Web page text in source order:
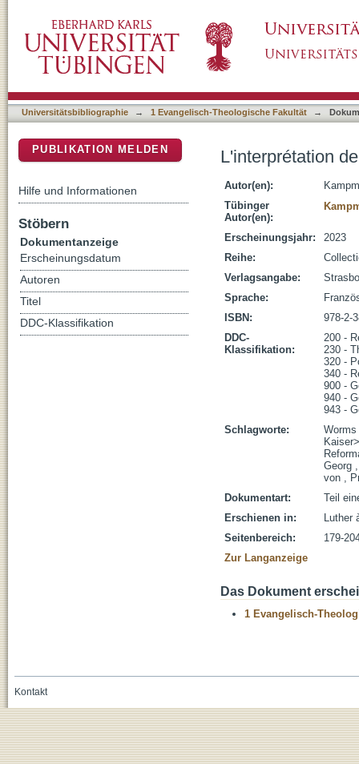
Universitätsbibliographie → 1 Evangelisch-Theologische Fakultät →
L'interprétation
Autor(en):
Tübinger
Autor(en):
Erscheinungsjahr:
2023
Reihe:
Verlagsangabe:
Sprache:
ISBN:
978-2-
DDC-
Klassifikation:
200 -
230 -
320 -
340 -
900 -
940 -
943 -
Schlagworte:
Georg
von ,
Dokumentart:
Teil
Erschienen in:
Luther
Seitenbereich:
179-
Zur Langanzeige
Das Dokument
1 Evangelisch-
PUBLIKATION MELDEN
Hilfe und Informationen
Stöbern
Dokumentanzeige
Erscheinungsdatum
Autoren
Titel
DDC-Klassifikation
Kontakt